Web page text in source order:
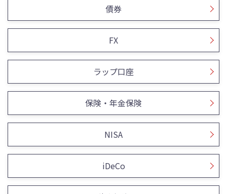
債券
FX
ラップ口座
保険・年金保険
NISA
iDeCo